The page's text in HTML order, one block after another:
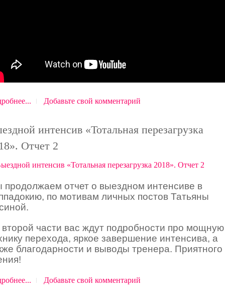
Добавьте свой комментарий
интенсив «Тотальная перезагрузка
Отчет 2
отчет о выездном интенсиве в
по мотивам личных постов Татьяны
части вас ждут подробности про мощную
перехода, яркое завершение интенсива, а
благодарности и выводы тренера. Приятного
Добавьте свой комментарий